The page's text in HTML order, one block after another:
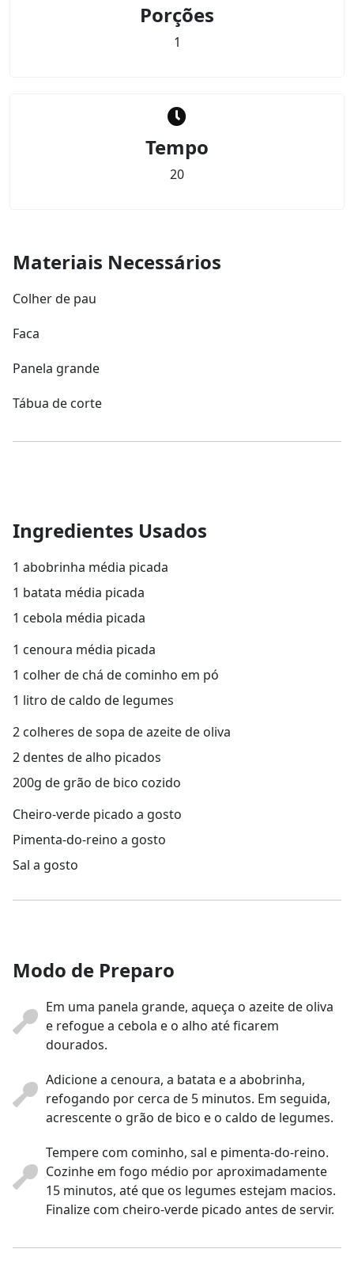
Porções
1
Tempo
20
Materiais Necessários
Colher de pau
Faca
Panela grande
Tábua de corte
Ingredientes Usados
1 abobrinha média picada
1 batata média picada
1 cebola média picada
1 cenoura média picada
1 colher de chá de cominho em pó
1 litro de caldo de legumes
2 colheres de sopa de azeite de oliva
2 dentes de alho picados
200g de grão de bico cozido
Cheiro-verde picado a gosto
Pimenta-do-reino a gosto
Sal a gosto
Modo de Preparo
Em uma panela grande, aqueça o azeite de oliva
e refogue a cebola e o alho até ficarem
dourados.
Adicione a cenoura, a batata e a abobrinha,
refogando por cerca de 5 minutos. Em seguida,
acrescente o grão de bico e o caldo de legumes.
Tempere com cominho, sal e pimenta-do-reino.
Cozinhe em fogo médio por aproximadamente
15 minutos, até que os legumes estejam macios.
Finalize com cheiro-verde picado antes de servir.